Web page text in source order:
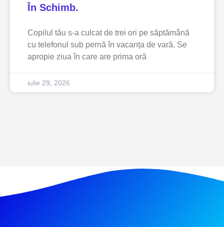
În Schimb.
Copilul tău s-a culcat de trei ori pe săptămână
cu telefonul sub pernă în vacanța de vară. Se
apropie ziua în care are prima oră
iulie 29, 2026